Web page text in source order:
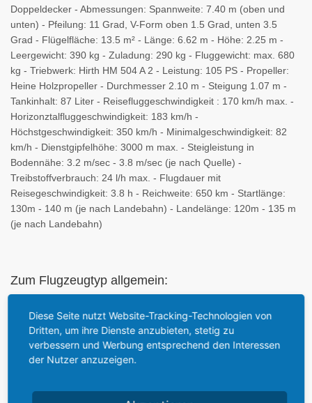
Doppeldecker - Abmessungen: Spannweite: 7.40 m (oben und
unten) - Pfeilung: 11 Grad, V-Form oben 1.5 Grad, unten 3.5
Grad - Flügelfläche: 13.5 m² - Länge: 6.62 m - Höhe: 2.25 m -
Leergewicht: 390 kg - Zuladung: 290 kg - Fluggewicht: max. 680
kg - Triebwerk: Hirth HM 504 A 2 - Leistung: 105 PS - Propeller:
Heine Holzpropeller - Durchmesser 2.10 m - Steigung 1.07 m -
Tankinhalt: 87 Liter - Reisefluggeschwindigkeit : 170 km/h max. -
Horizonztalfluggeschwindigkeit: 183 km/h -
Höchstgeschwindigkeit: 350 km/h - Minimalgeschwindigkeit: 82
km/h - Dienstgipfelhöhe: 3000 m max. - Steigleistung in
Bodennähe: 3.2 m/sec - 3.8 m/sec (je nach Quelle) -
Treibstoffverbrauch: 24 l/h max. - Flugdauer mit
Reisegeschwindigkeit: 3.8 h - Reichweite: 650 km - Startlänge:
130m - 140 m (je nach Landebahn) - Landelänge: 120m - 135 m
(je nach Landebahn)
Zum Flugzeugtyp allgemein:
Der Bücker Jungmann war das erste Flugzeug der jungen, 1932
in Johannistal (Berlin) gegründeten Firma Bücker Flugzeugbau
G.m.b.H. (andere Quellen geben Oktober 1933 als
Gründungsdatum der Firma Bücker an). Der konventionelle
Chefkonstrukteurs Anders J. Andersson entworfen. Zeichnungen
Diese Seite nutzt Website-Tracking-Technologien von
Dritten, um ihre Dienste anzubieten, stetig zu
verbessern und Werbung entsprechend den Interessen
der Nutzer anzuzeigen.